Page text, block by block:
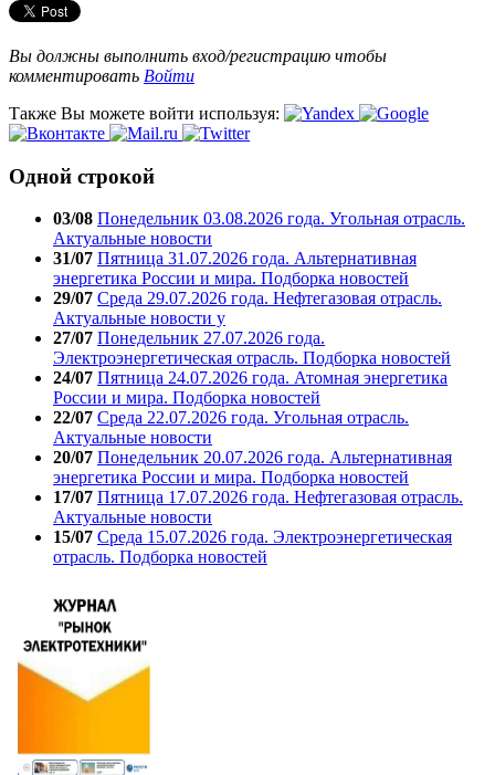
Вы должны выполнить вход/регистрацию чтобы
комментировать Войти
Также Вы можете войти используя:
Одной строкой
03/08 Понедельник 03.08.2026 года. Угольная отрасль.
Актуальные новости
31/07 Пятница 31.07.2026 года. Альтернативная
энергетика России и мира. Подборка новостей
29/07 Среда 29.07.2026 года. Нефтегазовая отрасль.
Актуальные новости у
27/07 Понедельник 27.07.2026 года.
Электроэнергетическая отрасль. Подборка новостей
24/07 Пятница 24.07.2026 года. Атомная энергетика
России и мира. Подборка новостей
22/07 Среда 22.07.2026 года. Угольная отрасль.
Актуальные новости
20/07 Понедельник 20.07.2026 года. Альтернативная
энергетика России и мира. Подборка новостей
17/07 Пятница 17.07.2026 года. Нефтегазовая отрасль.
Актуальные новости
15/07 Среда 15.07.2026 года. Электроэнергетическая
отрасль. Подборка новостей